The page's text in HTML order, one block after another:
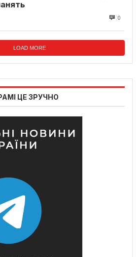
0
LOAD MORE
ЦЕ ЗРУЧНО